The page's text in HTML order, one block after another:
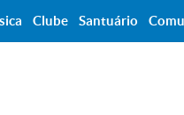
Clube Santuário